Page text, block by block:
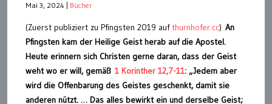
Mai 3, 2024 Bücher
(Zuerst publiziert zu Pfingsten 2019 auf thurnhofer.cc) An
Pfingsten kam der Heilige Geist herab auf die Apostel.
Heute erinnern sich Christen gerne daran, dass der Geist
weht wo er will, gemäß 1 Korinther 12,7-11: „Jedem aber
wird die Offenbarung des Geistes geschenkt, damit sie
anderen nützt. … Das alles bewirkt ein und derselbe Geist;